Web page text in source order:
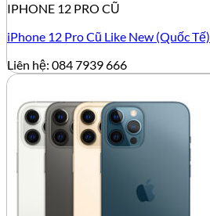
IPHONE 12 PRO CŨ
iPhone 12 Pro Cũ Like New (Quốc Tế)
Liên hệ: 084 7939 666